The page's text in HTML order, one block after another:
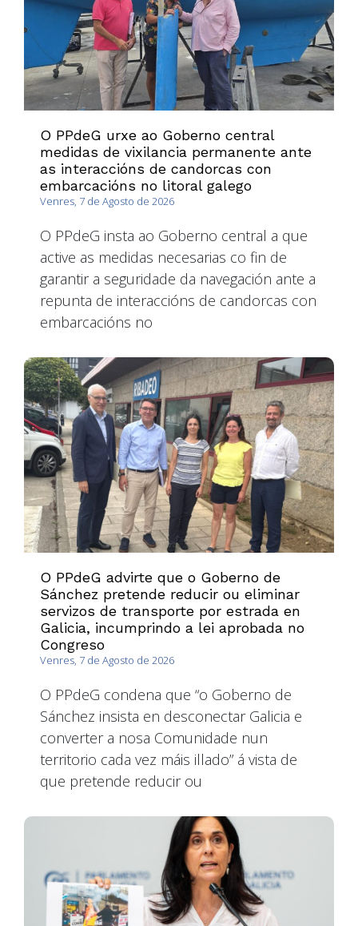
O PPdeG urxe ao Goberno central
medidas de vixilancia permanente ante
as interaccións de candorcas con
embarcacións no litoral galego
Venres, 7 de Agosto de 2026
O PPdeG insta ao Goberno central a que
active as medidas necesarias co fin de
garantir a seguridade da navegación ante a
repunta de interaccións de candorcas con
embarcacións no
O PPdeG advirte que o Goberno de
Sánchez pretende reducir ou eliminar
servizos de transporte por estrada en
Galicia, incumprindo a lei aprobada no
Congreso
Venres, 7 de Agosto de 2026
O PPdeG condena que “o Goberno de
Sánchez insista en desconectar Galicia e
converter a nosa Comunidade nun
territorio cada vez máis illado” á vista de
que pretende reducir ou